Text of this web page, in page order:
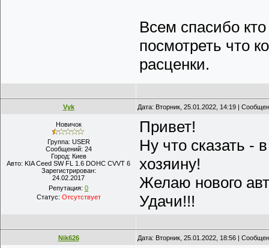
Всем спасибо
посмотреть что
расценки.
Vyk Дата: Вторник, 25.01.2022, 14:19 |
Новичок
Группа: USER
Сообщений: 24
Город: Киев
Авто: KIA Ceed SW FL 1.6 DOHC CVVT 6
Зарегистрирован:
24.02.2017
Репутация: 0
Статус: Отсутствует
Привет!
Ну что сказать -
хозяину!
Желаю нового
Удачи!!!
Nik626 Дата: Вторник, 25.01.2022, 18:56 |